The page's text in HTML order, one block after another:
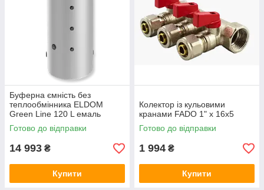
Буферна ємність без
теплообмінника ELDOM
Green Line 120 L емаль
Готово до відправки
14 993 ₴
Купити
Колектор із кульовими
кранами FADO 1" x 16x5
Готово до відправки
1 994 ₴
Купити